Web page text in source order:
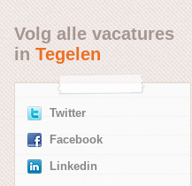
Volg alle vacatures
inTegelen
Twitter
Facebook
Linkedin